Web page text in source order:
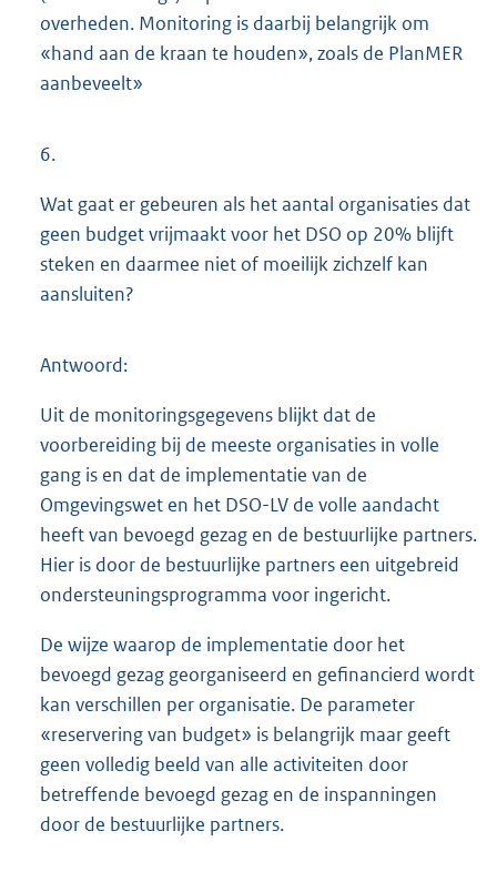
overheden. Monitoring is daarbij belangrijk om
«hand aan de kraan te houden», zoals de PlanMER
aanbeveelt»
6.
Wat gaat er gebeuren als het aantal organisaties dat
geen budget vrijmaakt voor het DSO op 20% blijft
steken en daarmee niet of moeilijk zichzelf kan
aansluiten?
Antwoord:
Uit de monitoringsgegevens blijkt dat de
voorbereiding bij de meeste organisaties in volle
gang is en dat de implementatie van de
Omgevingswet en het DSO-LV de volle aandacht
heeft van bevoegd gezag en de bestuurlijke partners.
Hier is door de bestuurlijke partners een uitgebreid
ondersteuningsprogramma voor ingericht.
De wijze waarop de implementatie door het
bevoegd gezag georganiseerd en gefinancierd wordt
kan verschillen per organisatie. De parameter
«reservering van budget» is belangrijk maar geeft
geen volledig beeld van alle activiteiten door
betreffende bevoegd gezag en de inspanningen
door de bestuurlijke partners.